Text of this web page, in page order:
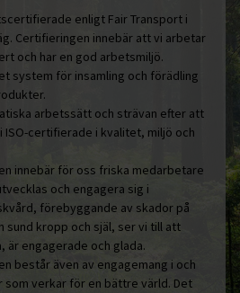
enligt Fair Transport i
Certifieringen innebär att vi arbetar
och har en god arbetsmiljö.
system för insamling och förädling
arbetssätt och strävan efter att
certifierade i kvalitet, miljö och
innebär för oss friska medarbetare
och engagera sig i
förebyggande av skador på
sund kropp och själ, ser vi till att
är engagerade och glada.
består även av engagemang i och
verkar för en bättre värld. Det